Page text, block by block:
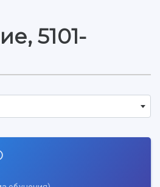
5101-